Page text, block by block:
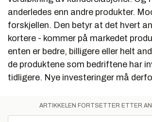
anderledes enn andre produkter.
forskjellen. Den betyr at det hvert
kortere - kommer på markedet
enten er bedre, billigere eller helt
de produktene som bedriftene har
tidligere. Nye investeringer må
ARTIKKELEN FORTSETTER ETTER